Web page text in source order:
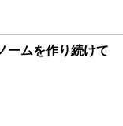
ームを作り続けて